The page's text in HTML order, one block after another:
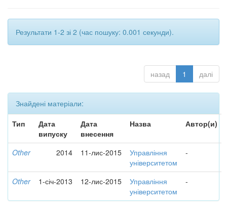
Результати 1-2 зі 2 (час пошуку: 0.001 секунди).
назад 1 далі
Знайдені матеріали:
Тип
Дата
випуску
Дата
внесення
Назва Автор(и)
Other 2014 11-лис-2015
Управління
університетом
-
Other 1-січ-2013 12-лис-2015
Управління
університетом
-